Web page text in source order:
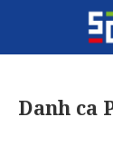
Danh ca